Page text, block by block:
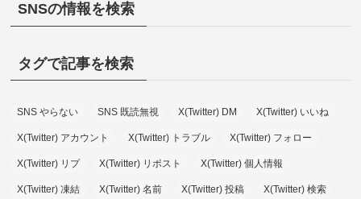
SNSの情報を検索
タグで記事を検索
SNS やらない SNS 既読無視 X(Twitter) DM X(Twitter) いいね
X(Twitter) アカウント X(Twitter) トラブル X(Twitter) フォロー
X(Twitter) リプ X(Twitter) リポスト X(Twitter) 個人情報
X(Twitter) 凍結 X(Twitter) 名前 X(Twitter) 投稿 X(Twitter) 検索